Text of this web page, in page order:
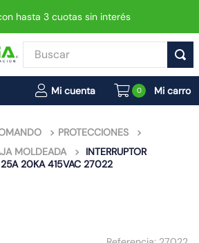
hasta 3 cuotas sin interés
Buscar
0
PROTECCIONES
MOLDEADA
INTERRUPTOR
20KA 415VAC 27022
TÉRMINOS MÁS BUSCADOS
1.
enchufe
.
interruptor
3.
foco